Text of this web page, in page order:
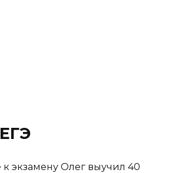
экзамену Олег выучил 40